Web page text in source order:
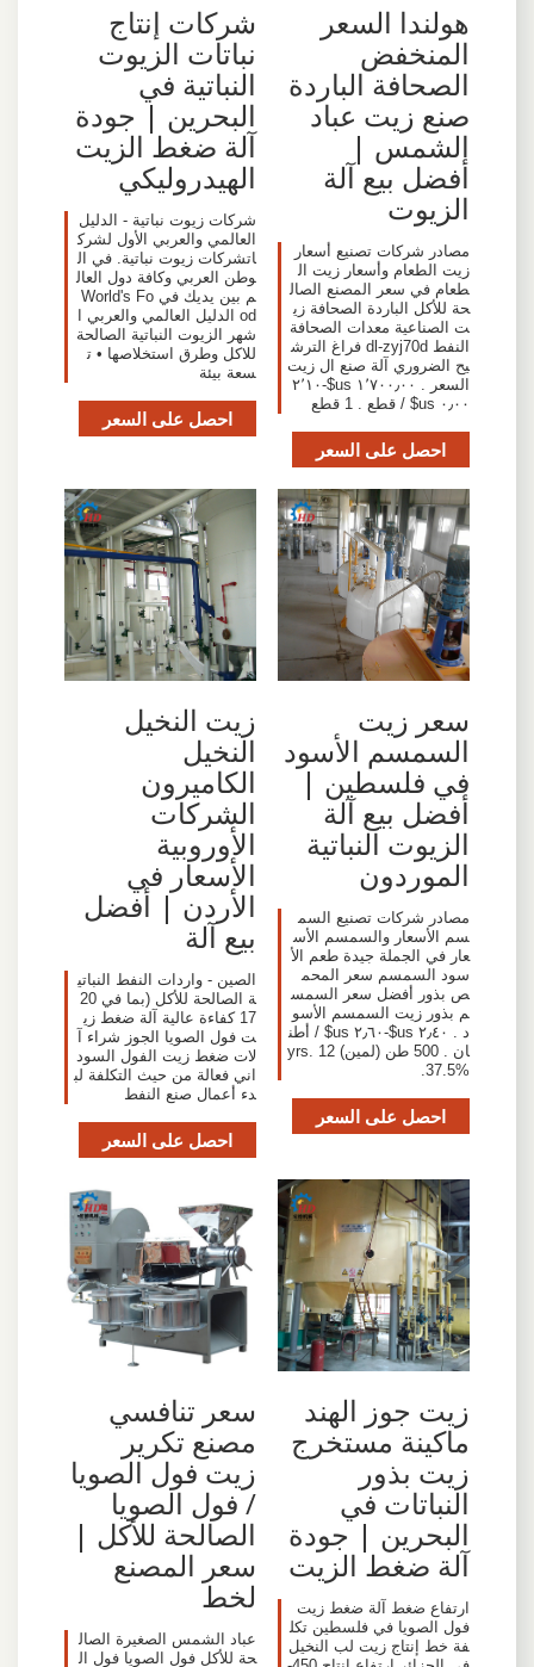
هولندا السعر
المنخفض
الصحافة الباردة
صنع زيت عباد
الشمس |
أفضل بيع آلة
الزيوت
مصادر شركات تصنيع أسعار
زيت الطعام وأسعار زيت ال
طعام في سعر المصنع الصال
حة للأكل الباردة الصحافة زي
ت الصناعية معدات الصحافة
النفط dl-zyj70d فراغ الترش
يح الضروري آلة صنع ال زيت
السعر . ١٬٧٠٠٫٠٠ us$-٢٬١٠
٠٫٠٠ us$ / قطع . 1 قطع
احصل على السعر
شركات إنتاج
نباتات الزيوت
النباتية في
البحرين | جودة
آلة ضغط الزيت
الهيدروليكي
شركات زيوت نباتية - الدليل
العالمي والعربي الأول لشرك
اتشركات زيوت نباتية. في ال
وطن العربي وكافة دول العال
م بين يديك في World's Fo
od الدليل العالمي والعربي ا
شهر الزيوت النباتية الصالحة
للاكل وطرق استخلاصها • ت
سعة بيئة
احصل على السعر
سعر زيت
السمسم الأسود
في فلسطين |
أفضل بيع آلة
الزيوت النباتية
الموردون
مصادر شركات تصنيع السم
سم الأسعار والسمسم الأس
عار في الجملة جيدة طعم الأ
سود السمسم سعر المحم
ص بذور أفضل سعر السمس
م بذور زيت السمسم الأسو
د . ٢٫٤٠ us$-٢٫٦٠ us$ / أطن
ان . 500 طن (لمين) 12 yrs.
37.5%.
احصل على السعر
زيت النخيل
النخيل
الكاميرون
الشركات
الأوروبية
الأسعار في
الأردن | أفضل
بيع آلة
الصين - واردات النفط النباتي
ة الصالحة للأكل (بما في 20
17 كفاءة عالية آلة ضغط زي
ت فول الصويا الجوز شراء آ
لات ضغط زيت الفول السود
اني فعالة من حيث التكلفة لب
دء أعمال صنع النفط
احصل على السعر
زيت جوز الهند
ماكينة مستخرج
زيت بذور
النباتات في
البحرين | جودة
آلة ضغط الزيت
ارتفاع ضغط آلة ضغط زيت
فول الصويا في فلسطين تكل
فة خط إنتاج زيت لب النخيل
سعر تنافسي
مصنع تكرير
زيت فول الصويا
/ فول الصويا
الصالحة للأكل |
سعر المصنع
لخط
عباد الشمس الصغيرة الصال
حة للأكل فول الصويا فول ال